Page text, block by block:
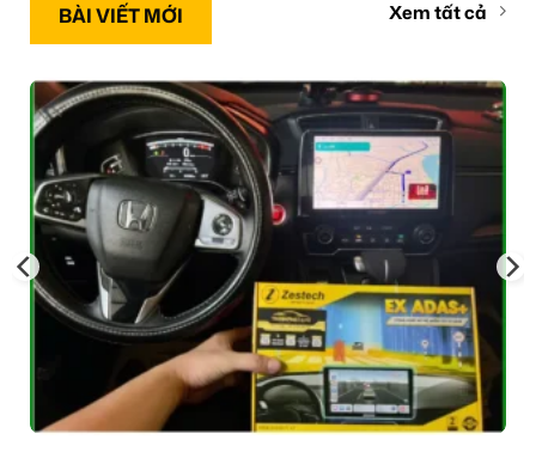
BÀI VIẾT MỚI Xem tất cả